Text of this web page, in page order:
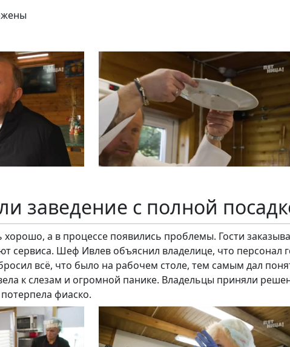
заведение с полной
хорошо, а в процессе появились проблемы. Гости
сервиса. Шеф Ивлев объяснил владелице, что персонал
всё, что было на рабочем столе, тем самым дал
к слезам и огромной панике. Владельцы приняли
фиаско.